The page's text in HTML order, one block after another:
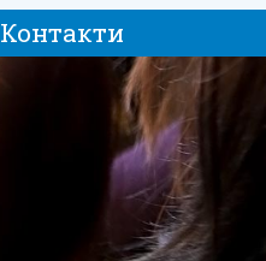
Контакти